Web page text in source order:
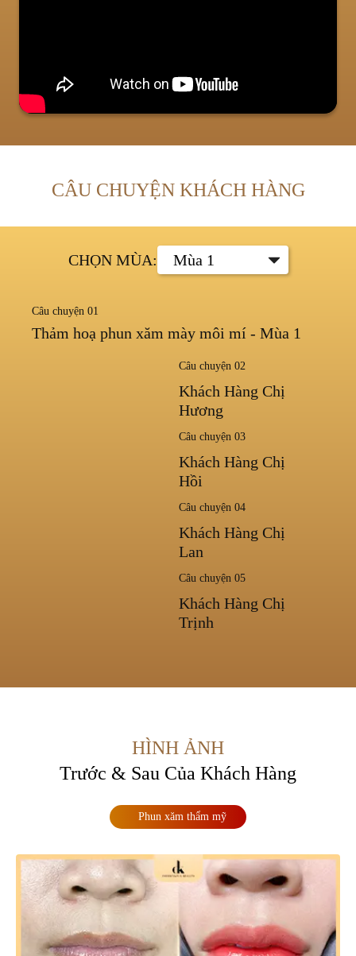
CÂU CHUYỆN KHÁCH HÀNG
CHỌN MÙA:
Câu chuyện 01
Thảm hoạ phun xăm mày môi mí - Mùa 1
Câu chuyện 02
Khách Hàng Chị
Hương
Câu chuyện 03
Khách Hàng Chị
Hồi
Câu chuyện 04
Khách Hàng Chị
Lan
Câu chuyện 05
Khách Hàng Chị
Trịnh
HÌNH ẢNH
Trước & Sau Của Khách Hàng
Phun xăm thẩm mỹ